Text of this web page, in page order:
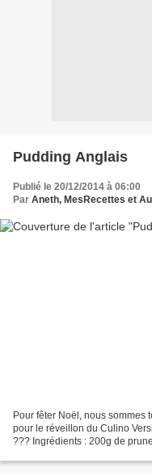
Pudding Anglais
Publié le 20/12/2014 à 06:00
Par Aneth, MesRecettes et
Pour fêter Noël, nous sommes
pour le réveillon du Culino
??? Ingrédients : 200g de